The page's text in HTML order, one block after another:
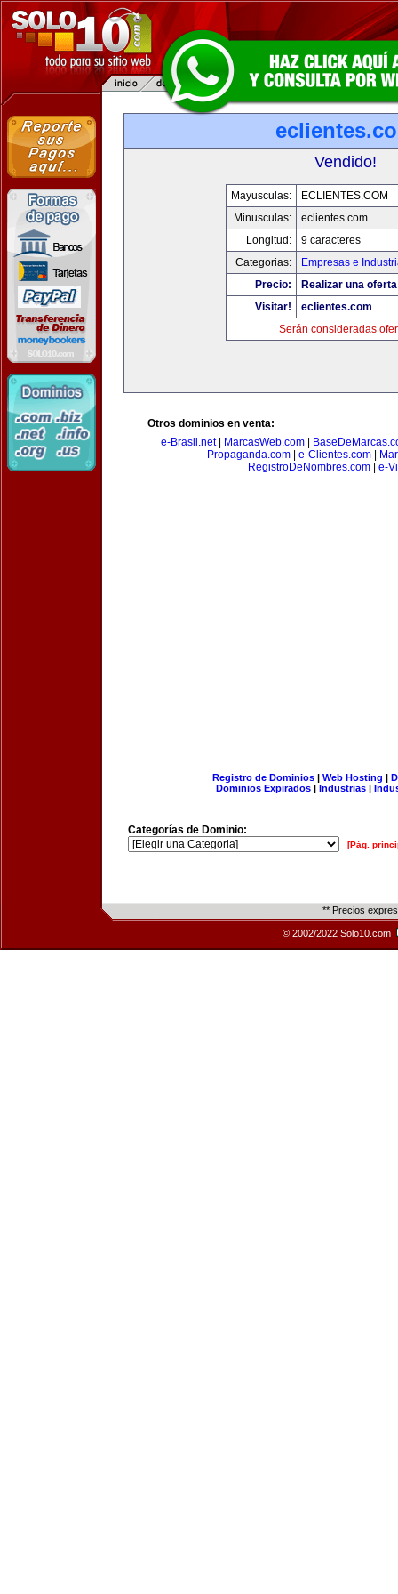
Vendido!
Mayusculas:
ECLIENTES.COM
Minusculas:
eclientes.com
Longitud:
9 caracteres
Categorias:
Empresas e
Precio:
Realizar una
Visitar!
eclientes.com
Serán consideradas
Otros dominios en venta:
e-Brasil.net| MarcasWeb.com|
Propaganda.com
e-Clientes.com
RegistroDeNombres.com| e-
Registro de Dominios| Web Hosting |
Dominios Expirados | Industrias |
Categorías de Dominio:
[Pág.
** Precios
© 2002/2022 Solo10.com